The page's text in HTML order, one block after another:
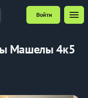
Войти menu
Машелы 4к5